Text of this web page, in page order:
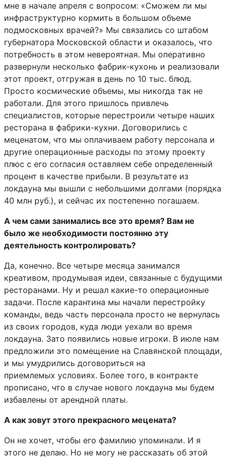
мне в начале апреля с вопросом: «Сможем ли мы
инфраструктурно кормить в большом объеме
подмосковных врачей?» Мы связались со штабом
губернатора Московской области и оказалось, что
потребность в этом невероятная. Мы оперативно
развернули несколько фабрик-кухонь и реализовали
этот проект, отгружая в день по 10 тыс. блюд.
Просто космические объемы, мы никогда так не
работали. Для этого пришлось привлечь
специалистов, которые перестроили четыре наших
ресторана в фабрики-кухни. Договорились с
меценатом, что мы оплачиваем работу персонала и
другие операционные расходы по этому проекту
плюс с его согласия оставляем себе определенный
процент в качестве прибыли. В результате из
локдауна мы вышли с небольшими долгами (порядка
40 млн руб.), и сейчас их постепенно погашаем.
А чем сами занимались все это время? Вам не
было же необходимости постоянно эту
деятельность контролировать?
Да, конечно. Все четыре месяца занимался
креативом, продумывая идеи, связанные с будущими
ресторанами. Ну и решал какие-то операционные
задачи. После карантина мы начали перестройку
команды, ведь часть персонала просто не вернулась
из своих городов, куда люди уехали во время
локдауна. Зато появились новые игроки. В июле нам
предложили это помещение на Славянской площади,
и мы умудрились договориться на
приемлемых условиях. Более того, в контракте
прописано, что в случае нового локдауна мы будем
избавлены от арендной платы.
А как зовут этого прекрасного мецената?
Он не хочет, чтобы его фамилию упоминали. И я
этого не делаю. Но не могу не рассказать об этой